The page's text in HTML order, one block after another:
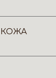
КОЖА